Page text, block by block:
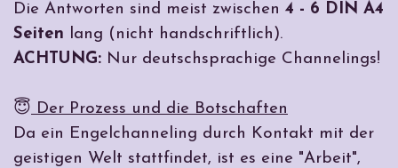
Die Antworten sind meist zwischen 4 - 6 DIN A4
Seiten lang (nicht handschriftlich).
ACHTUNG: Nur deutschsprachige Channelings!
😇 Der Prozess und die Botschaften
Da ein Engelchanneling durch Kontakt mit der
geistigen Welt stattfindet, ist es eine "Arbeit",